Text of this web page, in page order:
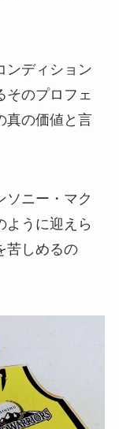
ンディション
そのプロフェ
真の価値と言
ソニー・マク
ように迎えら
苦しめるの